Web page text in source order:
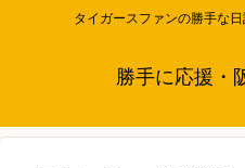
タイガースファンの勝手な
勝手に応援・